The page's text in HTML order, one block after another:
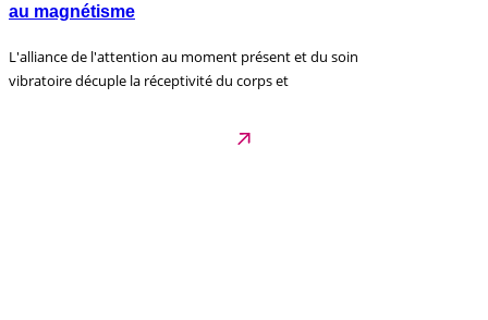
au magnétisme
L'alliance de l'attention au moment présent et du soin
vibratoire décuple la réceptivité du corps et